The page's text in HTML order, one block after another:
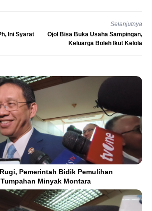
Ini Syarat
Selanjutnya
Ojol Bisa Buka Usaha Sampingan,
Keluarga Boleh Ikut Kelola
Pemerintah Bidik Pemulihan
Minyak Montara